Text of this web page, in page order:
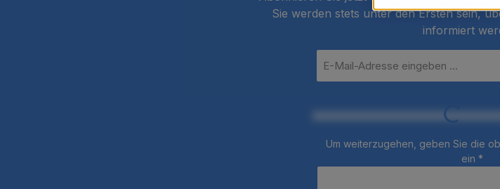
Sie werden stets unter den Ersten sein,
informiert
Mail-
Loading...
Um weiterzugehen, geben Sie die
ein *